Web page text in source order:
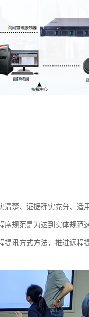
清楚、证据确实充分、适
规范是为达到实体规范
提讯方式方法，推进远程